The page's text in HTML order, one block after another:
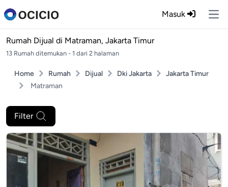
Masuk
Rumah Dijual di Matraman, Jakarta Timur
13 Rumah ditemukan - 1 dari 2 halaman
Home Rumah Dijual Dki Jakarta
Jakarta Timur
Matraman
Filter